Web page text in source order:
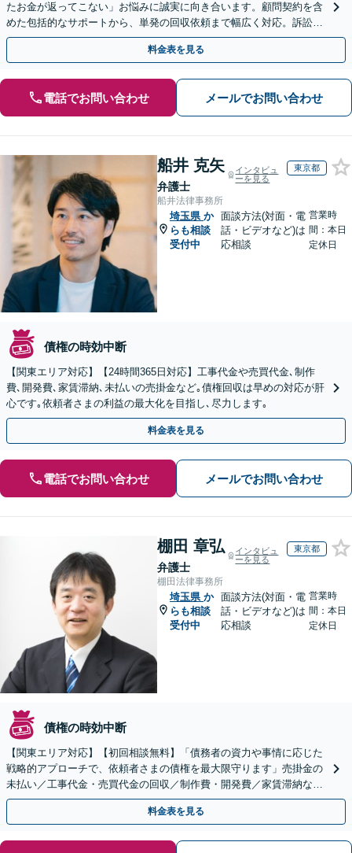
たお金が返ってこない」お悩みに誠実に向き合います。顧問契約を含
めた包括的なサポートから、単発の回収依頼まで幅広く対応。訴訟や
交渉で、権利を守るために尽力【夜間相談可】
料金表を見る
電話でお問い合わせ メールでお問い合わせ
船井 克矢
弁護士
インタビュ
ーを見る
東京都
船井法律事務所
埼玉県 か
らも相談
受付中
面談方法(対面・電
話・ビデオなど)は
応相談
営業時
間：本日
定休日
債権の時効中断
【関東エリア対応】【24時間365日対応】工事代金や売買代金､制作
費､開発費､家賃滞納､未払いの売掛金など｡債権回収は早めの対応が肝
心です｡依頼者さまの利益の最大化を目指し､尽力します｡
料金表を見る
電話でお問い合わせ メールでお問い合わせ
棚田 章弘
弁護士
インタビュ
ーを見る
東京都
棚田法律事務所
埼玉県 か
らも相談
受付中
面談方法(対面・電
話・ビデオなど)は
応相談
営業時
間：本日
定休日
債権の時効中断
【関東エリア対応】【初回相談無料】「債務者の資力や事情に応じた
戦略的アプローチで、依頼者さまの債権を最大限守ります」売掛金の
未払い／工事代金・売買代金の回収／制作費・開発費／家賃滞納な
ど、事業活動で発生するあらゆる債権回収に実績あり
料金表を見る